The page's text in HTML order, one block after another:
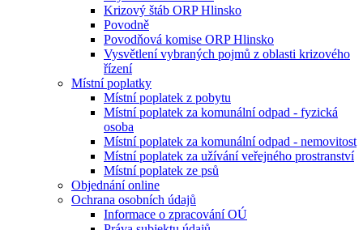
Krizový štáb ORP Hlinsko
Povodně
Povodňová komise ORP Hlinsko
Vysvětlení vybraných pojmů z oblasti krizového
řízení
Místní poplatky
Místní poplatek z pobytu
Místní poplatek za komunální odpad - fyzická
osoba
Místní poplatek za komunální odpad - nemovitost
Místní poplatek za užívání veřejného prostranství
Místní poplatek ze psů
Objednání online
Ochrana osobních údajů
Informace o zpracování OÚ